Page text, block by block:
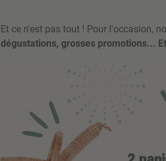
Et ce n'est pas tout ! Pour l'occasion,
dégustations, grosses promotions...